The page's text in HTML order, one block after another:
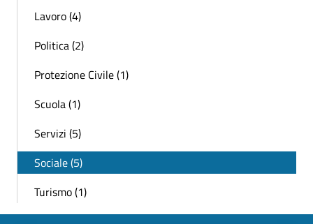
Lavoro (4)
Politica (2)
Protezione Civile (1)
Scuola (1)
Servizi (5)
Sociale (5)
Turismo (1)